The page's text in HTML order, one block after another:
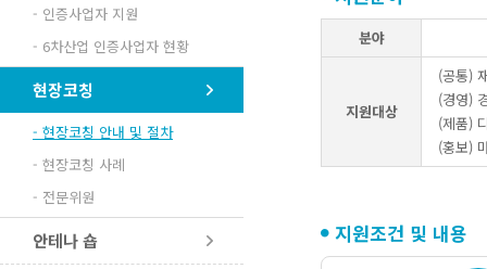
- 인증사업자 지원
- 6차산업 인증사업자 현황
현장코칭
- 현장코칭 안내 및 절차
- 현장코칭 사례
- 전문위원
안테나 숍
분야
지원대상
(공통)
(경영)
(제품)
(홍보)
지원조건 및 내용